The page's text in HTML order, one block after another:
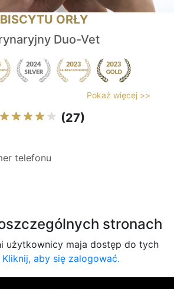
ORŁY
Duo-Vet
Pokaż więcej >>
(27)
telefonu
stronach
użytkownicy maja dostęp do tych
Kliknij, aby się zalogować.